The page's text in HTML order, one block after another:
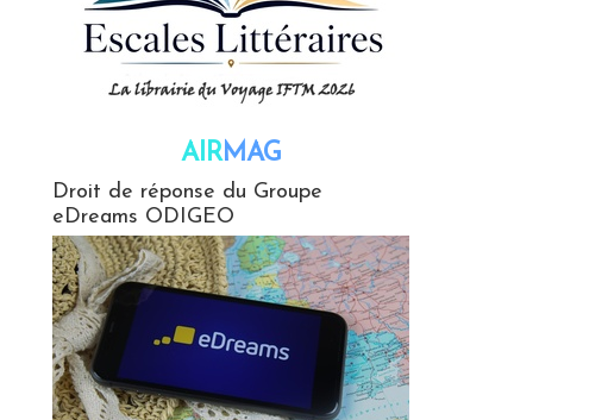
AIRMAG
Droit de réponse du Groupe
eDreams ODIGEO